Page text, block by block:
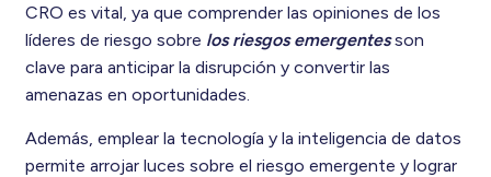
CRO es vital, ya que comprender las opiniones de los
líderes de riesgo sobre los riesgos emergentes son
clave para anticipar la disrupción y convertir las
amenazas en oportunidades.
Además, emplear la tecnología y la inteligencia de datos
permite arrojar luces sobre el riesgo emergente y lograr